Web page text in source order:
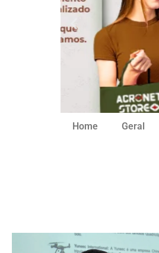
Home Geral